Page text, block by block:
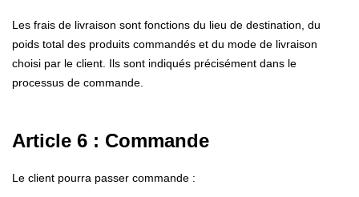
Les frais de livraison sont fonctions du lieu de destination, du
poids total des produits commandés et du mode de livraison
choisi par le client. Ils sont indiqués précisément dans le
processus de commande.
Article 6 : Commande
Le client pourra passer commande :